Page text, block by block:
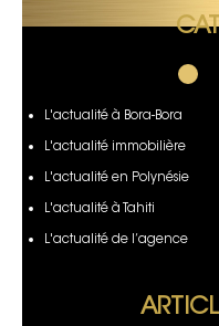
L'actualité à Bora-Bora
L'actualité immobilière
L'actualité en Polynésie
L'actualité à Tahiti
L'actualité de l’agence